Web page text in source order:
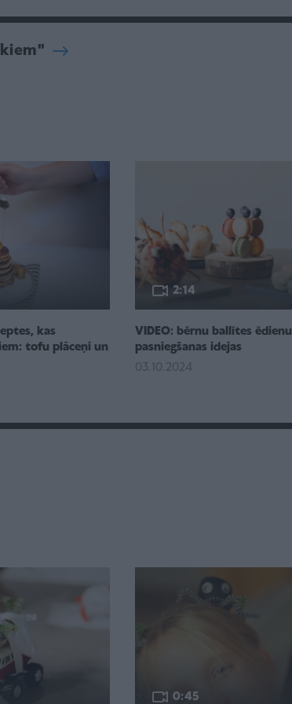
kas
tofu plāceņi un
2:14
VIDEO: bērnu ballītes ēdienu
pasniegšanas idejas
03.10.2024
0:45